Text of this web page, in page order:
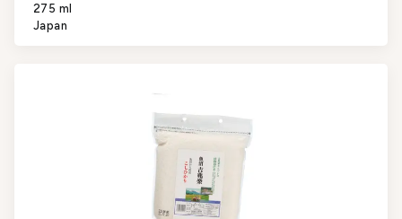
275 ml
Japan